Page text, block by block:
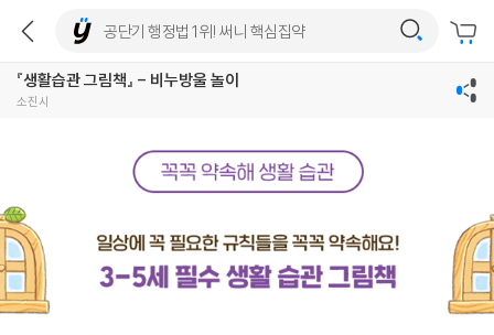
『생활습관 그림책』 - 비누방울 놀이
소진시